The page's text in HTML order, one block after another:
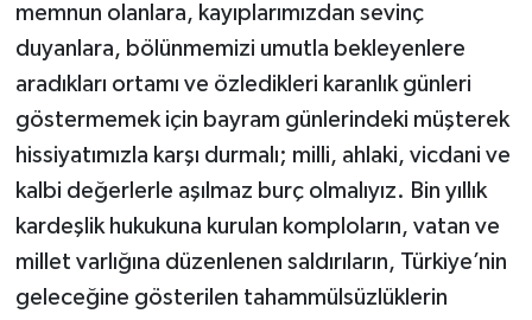
memnun olanlara, kayıplarımızdan sevinç
duyanlara, bölünmemizi umutla bekleyenlere
aradıkları ortamı ve özledikleri karanlık günleri
göstermemek için bayram günlerindeki müşterek
hissiyatımızla karşı durmalı; milli, ahlaki, vicdani ve
kalbi değerlerle aşılmaz burç olmalıyız. Bin yıllık
kardeşlik hukukuna kurulan komploların, vatan ve
millet varlığına düzenlenen saldırıların, Türkiye’nin
geleceğine gösterilen tahammülsüzlüklerin